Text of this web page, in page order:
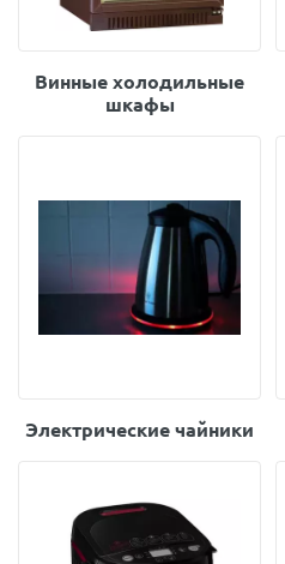
Винные холодильные
шкафы
Электрические чайники